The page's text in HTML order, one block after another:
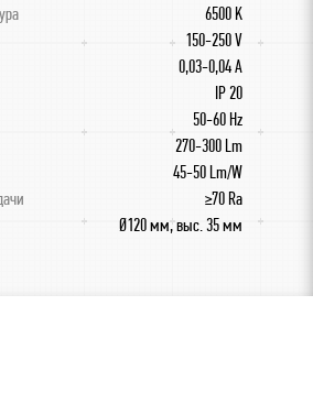
6500 K
150-250 V
0,03-0,04 A
IP 20
50-60 Hz
270-300 Lm
45-50 Lm/W
≥70 Ra
Ø120 мм, выс. 35 мм